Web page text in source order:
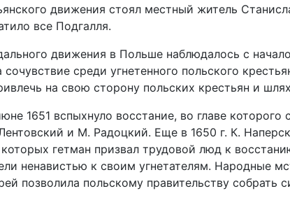
движения стоял местный житель
все Подгалля.
движения в Польше наблюдалось с
среди угнетенного польского
на свою сторону польских крестьян и
1651 вспыхнуло восстание, во главе
и М. Радоцкий. Еще в 1650 г. К.
гетман призвал трудовой люд к
ненавистью к своим угнетателям. Народные
позволила польскому правительству